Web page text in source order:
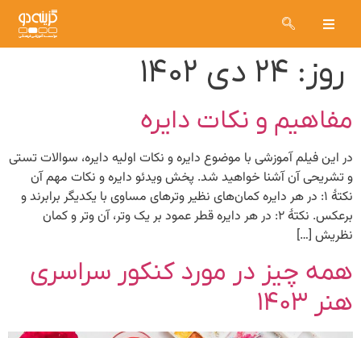
روز: ۲۴ دی ۱۴۰۲
مفاهیم و نکات دایره
در این فیلم آموزشی با موضوع دایره و نکات اولیه دایره، سوالات تستی
و تشریحی آن آشنا خواهید شد. پخش ویدئو دایره و نکات مهم آن
نکتۀ ۱: در هر دایره کمان‌های نظیر وترهای مساوی با یکدیگر برابرند و
برعکس. نکتۀ ۲: در هر دایره قطر عمود بر یک وتر، آن وتر و کمان
نظریش […]
همه چیز در مورد کنکور سراسری
هنر ۱۴۰۳